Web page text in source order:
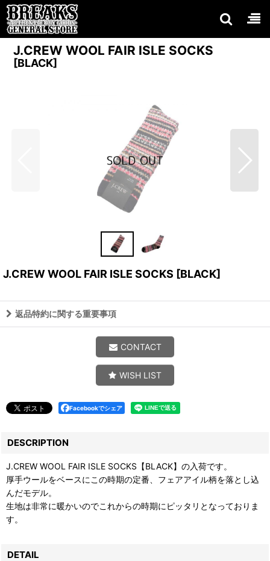
J.CREW WOOL FAIR ISLE SOCKS
[BLACK]
J.CREW WOOL FAIR ISLE SOCKS [BLACK]
返品特約に関する重要事項
CONTACT
WISH LIST
Facebookでシェア
DESCRIPTION
J.CREW WOOL FAIR ISLE SOCKS【BLACK】の入荷です。
厚手ウールをベースにこの時期の定番、フェアアイル柄を落とし込
んだモデル。
生地は非常に暖かいのでこれからの時期にピッタリとなっておりま
す。
DETAIL